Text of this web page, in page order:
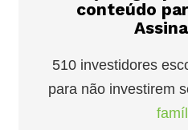
conteúdo
510 investidores
para não investirem